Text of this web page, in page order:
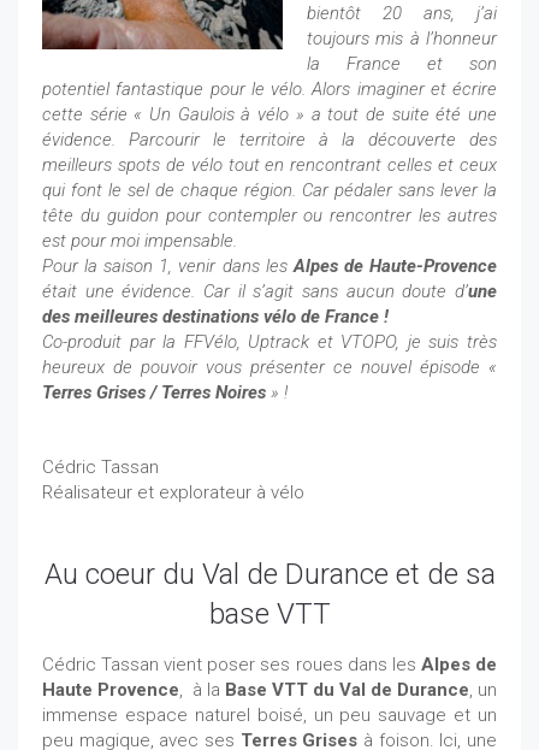
bientôt 20 ans, j’ai
toujours mis à l’honneur
la France et son
potentiel fantastique pour le vélo. Alors imaginer et écrire
cette série « Un Gaulois à vélo » a tout de suite été une
évidence. Parcourir le territoire à la découverte des
meilleurs spots de vélo tout en rencontrant celles et ceux
qui font le sel de chaque région. Car pédaler sans lever la
tête du guidon pour contempler ou rencontrer les autres
est pour moi impensable.
Pour la saison 1, venir dans les Alpes de Haute-Provence
était une évidence. Car il s’agit sans aucun doute d’une
des meilleures destinations vélo de France !
Co-produit par la FFVélo, Uptrack et VTOPO, je suis très
heureux de pouvoir vous présenter ce nouvel épisode «
Terres Grises / Terres Noires » !
Cédric Tassan
Réalisateur et explorateur à vélo
Au coeur du Val de Durance et de sa
base VTT
Cédric Tassan vient poser ses roues dans les Alpes de
Haute Provence , à la Base VTT du Val de Durance , un
immense espace naturel boisé, un peu sauvage et un
peu magique, avec ses Terres Grises à foison. Ici, une